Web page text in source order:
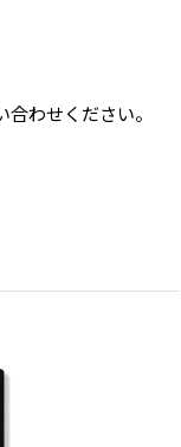
わせください。